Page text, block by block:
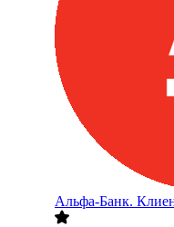
Альфа-Банк.